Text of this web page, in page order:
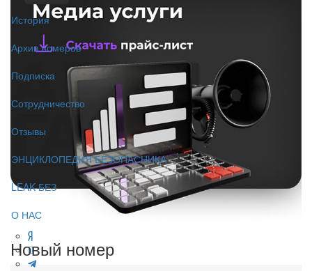
История
Архив номеров
Подписка
Сотрудничество
Отзывы
ЭНЦИКЛОПЕДИЯ БЕЗОПАСНИКА
LEAK-БЕЗ
О НАС
Новый номер